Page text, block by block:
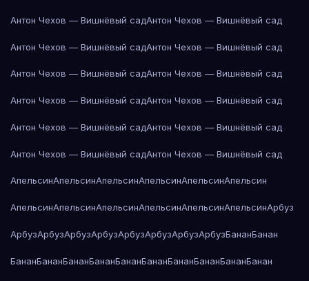
Антон Чехов — Вишнёвый садАнтон Чехов — Вишнёвый сад
Антон Чехов — Вишнёвый садАнтон Чехов — Вишнёвый сад
Антон Чехов — Вишнёвый садАнтон Чехов — Вишнёвый сад
Антон Чехов — Вишнёвый садАнтон Чехов — Вишнёвый сад
Антон Чехов — Вишнёвый садАнтон Чехов — Вишнёвый сад
Антон Чехов — Вишнёвый садАнтон Чехов — Вишнёвый сад
АпельсинАпельсинАпельсинАпельсинАпельсинАпельсин
АпельсинАпельсинАпельсинАпельсинАпельсинАпельсинАрбуз
АрбузАрбузАрбузАрбузАрбузАрбузАрбузАрбузБананБанан
БананБананБананБананБананБананБананБананБананБанан